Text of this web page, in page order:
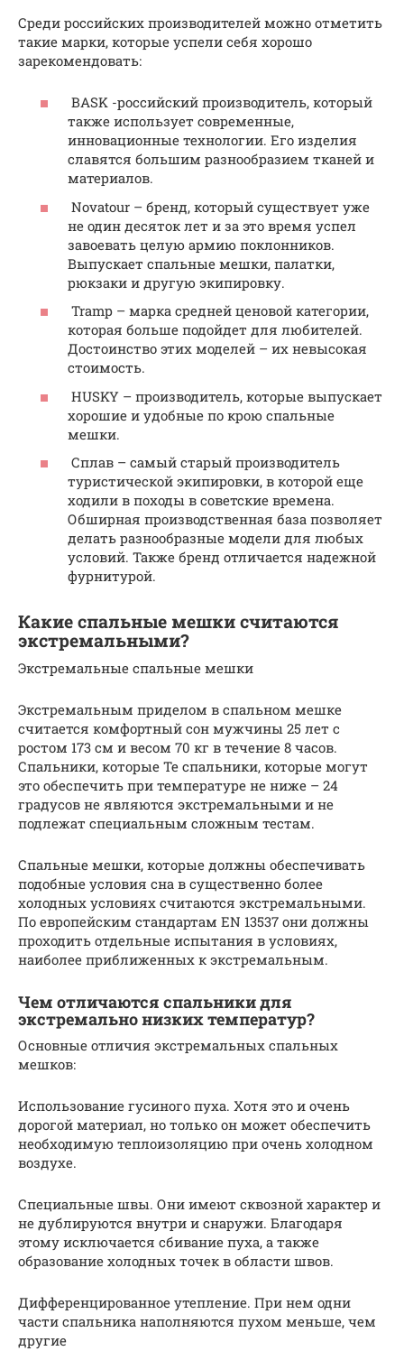
Среди российских производителей можно отметить
такие марки, которые успели себя хорошо
зарекомендовать:
BASK -российский производитель, который
также использует современные,
инновационные технологии. Его изделия
славятся большим разнообразием тканей и
материалов.
Novatour – бренд, который существует уже
не один десяток лет и за это время успел
завоевать целую армию поклонников.
Выпускает спальные мешки, палатки,
рюкзаки и другую экипировку.
Tramp – марка средней ценовой категории,
которая больше подойдет для любителей.
Достоинство этих моделей – их невысокая
стоимость.
HUSKY – производитель, которые выпускает
хорошие и удобные по крою спальные
мешки.
Сплав – самый старый производитель
туристической экипировки, в которой еще
ходили в походы в советские времена.
Обширная производственная база позволяет
делать разнообразные модели для любых
условий. Также бренд отличается надежной
фурнитурой.
Какие спальные мешки считаются
экстремальными?
Экстремальные спальные мешки
Экстремальным приделом в спальном мешке
считается комфортный сон мужчины 25 лет с
ростом 173 см и весом 70 кг в течение 8 часов.
Спальники, которые Те спальники, которые могут
это обеспечить при температуре не ниже – 24
градусов не являются экстремальными и не
подлежат специальным сложным тестам.
Спальные мешки, которые должны обеспечивать
подобные условия сна в существенно более
холодных условиях считаются экстремальными.
По европейским стандартам EN 13537 они должны
проходить отдельные испытания в условиях,
наиболее приближенных к экстремальным.
Чем отличаются спальники для
экстремально низких температур?
Основные отличия экстремальных спальных
мешков:
Использование гусиного пуха. Хотя это и очень
дорогой материал, но только он может обеспечить
необходимую теплоизоляцию при очень холодном
воздухе.
Специальные швы. Они имеют сквозной характер и
не дублируются внутри и снаружи. Благодаря
этому исключается сбивание пуха, а также
образование холодных точек в области швов.
Дифференцированное утепление. При нем одни
части спальника наполняются пухом меньше, чем
другие